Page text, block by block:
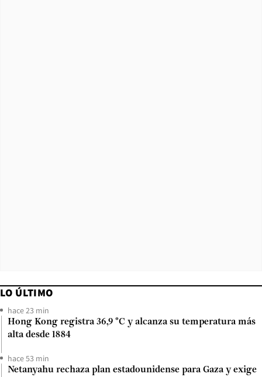
LO ÚLTIMO
hace 23 min
Hong Kong registra 36,9 °C y alcanza su temperatura más
alta desde 1884
hace 53 min
Netanyahu rechaza plan estadounidense para Gaza y exige